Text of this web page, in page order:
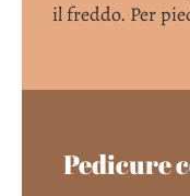
Pedicure
il freddo. Per